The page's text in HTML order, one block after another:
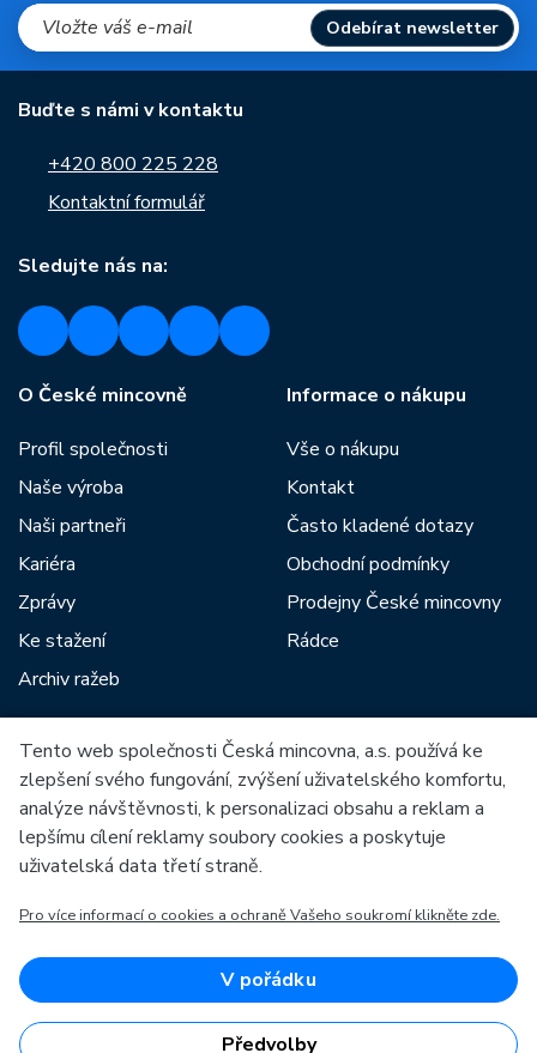
Odebírat newsletter
Buďte s námi v kontaktu
+420 800 225 228
Kontaktní formulář
Sledujte nás na:
O České mincovně
Profil společnosti
Naše výroba
Naši partneři
Kariéra
Zprávy
Ke stažení
Archiv ražeb
Informace o nákupu
Vše o nákupu
Kontakt
Často kladené dotazy
Obchodní podmínky
Prodejny České mincovny
Rádce
Mezi naše partnery patří:
Evropská unie
OP Podnikání a inovace pro konkurenceschopnost
Evropský fond pro regionální rozvoj
Tento web společnosti Česká mincovna, a.s. používá ke
zlepšení svého fungování, zvýšení uživatelského komfortu,
analýze návštěvnosti, k personalizaci obsahu a reklam a
lepšímu cílení reklamy soubory cookies a poskytuje
uživatelská data třetí straně.
Pro více informací o cookies a ochraně Vašeho soukromí klikněte zde.
V pořádku
Předvolby